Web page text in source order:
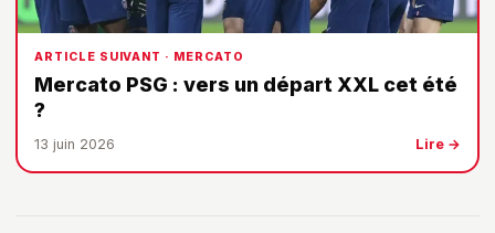
ARTICLE SUIVANT · MERCATO
Mercato PSG : vers un départ XXL cet été
?
13 juin 2026 Lire →